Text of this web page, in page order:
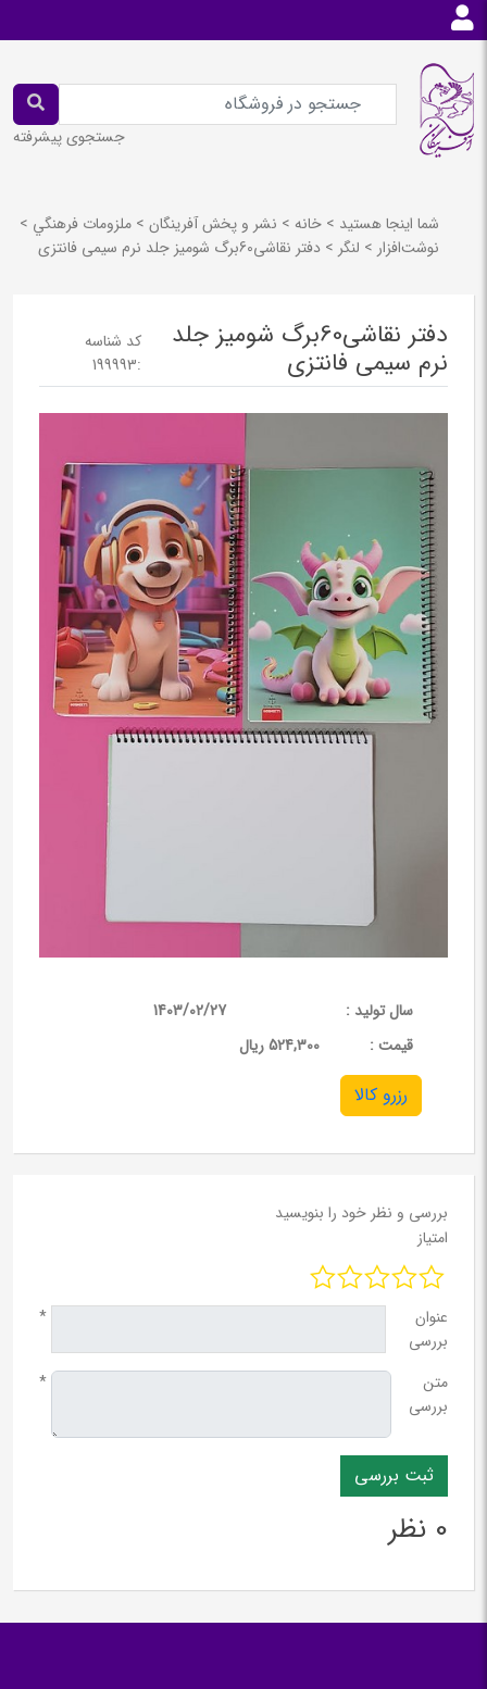
جستجوی پیشرفته
شما اینجا هستید > خانه > نشر و پخش آفرينگان > ملزومات فرهنگي >
نوشت‌افزار > لنگر > دفتر نقاشی60برگ شومیز جلد نرم سیمی فانتزی
دفتر نقاشی60برگ شومیز جلد
نرم سیمی فانتزی
کد شناسه
:
199993
سال تولید :
1403/02/27
قيمت :
524,300 ریال
رزرو کالا
بررسی و نظر خود را بنویسید
امتیاز
عنوان
بررسی
*
متن
بررسی
*
0 نظر